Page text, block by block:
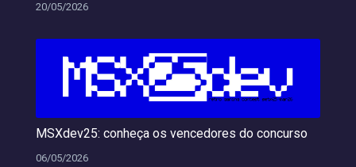
20/05/2026
MSXdev25: conheça os vencedores do concurso
06/05/2026